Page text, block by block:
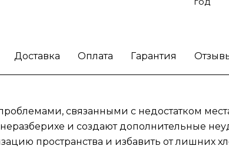
и легкий в
Доставка Оплата Гарантия
связанными с недостатком
неразберихе и создают дополнительные
пространства и избавить от лишних